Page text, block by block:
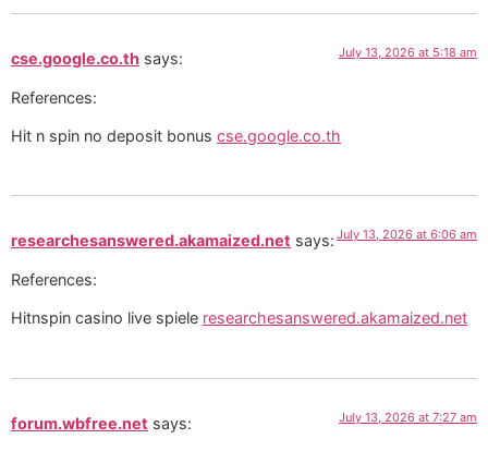
cse.google.co.th says: July 13, 2026 at 5:18 am
References:
Hit n spin no deposit bonus cse.google.co.th
researchesanswered.akamaized.net says: July 13, 2026 at 6:06 am
References:
Hitnspin casino live spiele researchesanswered.akamaized.net
forum.wbfree.net says: July 13, 2026 at 7:27 am